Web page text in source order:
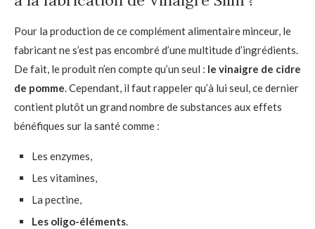
Pour la production de ce complément alimentaire minceur, le
fabricant ne s’est pas encombré d’une multitude d’ingrédients.
De fait, le produit n’en compte qu’un seul : le vinaigre de cidre
de pomme. Cependant, il faut rappeler qu’à lui seul, ce dernier
contient plutôt un grand nombre de substances aux effets
bénéfiques sur la santé comme :
Les enzymes,
Les vitamines,
La pectine,
Les oligo-éléments.